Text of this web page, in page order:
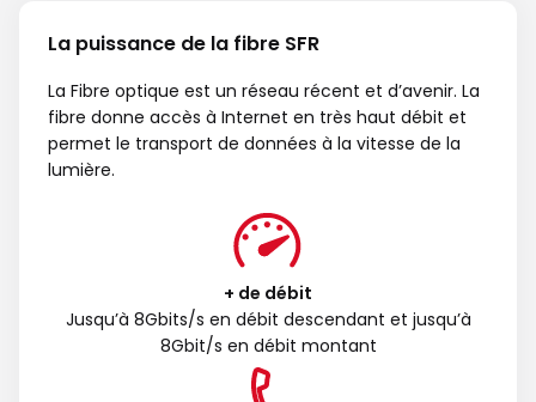
La puissance de la fibre SFR
La Fibre optique est un réseau récent et d’avenir. La
fibre donne accès à Internet en très haut débit et
permet le transport de données à la vitesse de la
lumière.
+ de débit
Jusqu’à 8Gbits/s en débit descendant et jusqu’à
8Gbit/s en débit montant